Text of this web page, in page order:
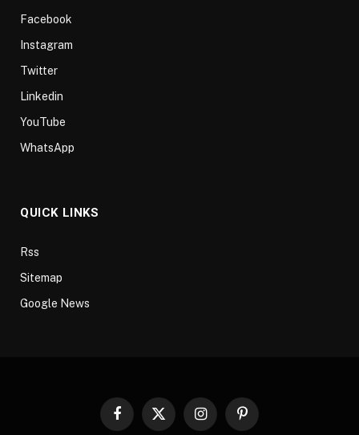
Facebook
Instagram
Twitter
Linkedin
YouTube
WhatsApp
QUICK LINKS
Rss
Sitemap
Google News
Facebook
X
InstagramPinterest